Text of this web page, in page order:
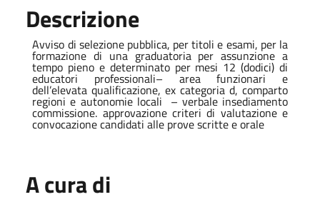
Descrizione
Avviso di selezione pubblica, per titoli e esami, per la
formazione di una graduatoria per assunzione a
tempo pieno e determinato per mesi 12 (dodici) di
educatori professionali– area funzionari e
dell’elevata qualificazione, ex categoria d, comparto
regioni e autonomie locali – verbale insediamento
commissione. approvazione criteri di valutazione e
convocazione candidati alle prove scritte e orale
A cura di